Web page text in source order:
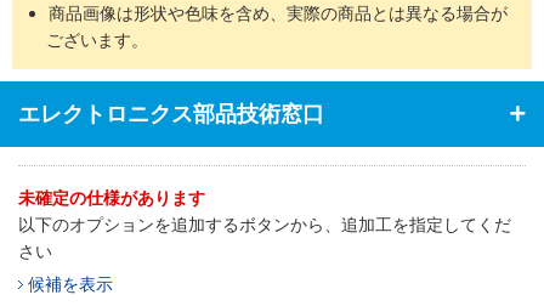
商品画像は形状や色味を含め、実際の商品とは異なる場合が
ございます。
エレクトロニクス部品技術窓口
未確定の仕様があります
以下のオプションを追加するボタンから、追加工を指定してくだ
さい
候補を表示